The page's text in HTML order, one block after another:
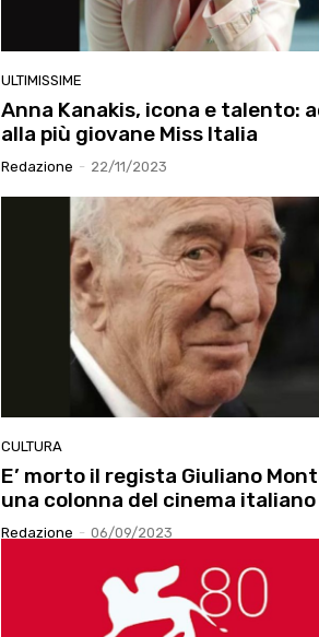
ULTIMISSIME
Anna Kanakis, icona e talento:
alla più giovane Miss Italia
Redazione - 22/11/2023
CULTURA
E’ morto il regista Giuliano
una colonna del cinema italiano
Redazione - 06/09/2023